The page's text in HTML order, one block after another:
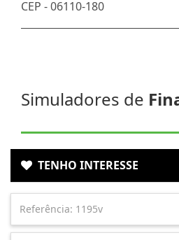
CEP -06110-180
Simuladores de
TENHO INTERESSE